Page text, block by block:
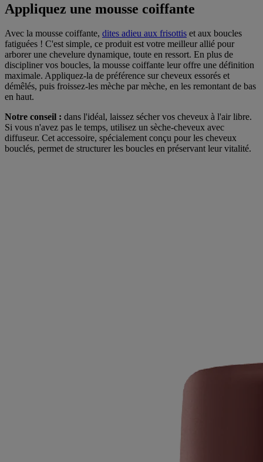
Appliquez une mousse coiffante
Avec la mousse coiffante, dites adieu aux frisottis et aux boucles
fatiguées ! C'est simple, ce produit est votre meilleur allié pour
arborer une chevelure dynamique, toute en ressort. En plus de
discipliner vos boucles, la mousse coiffante leur offre une définition
maximale. Appliquez-la de préférence sur cheveux essorés et
démêlés, puis froissez-les mèche par mèche, en les remontant de bas
en haut.
Notre conseil : dans l'idéal, laissez sécher vos cheveux à l'air libre.
Si vous n'avez pas le temps, utilisez un sèche-cheveux avec
diffuseur. Cet accessoire, spécialement conçu pour les cheveux
bouclés, permet de structurer les boucles en préservant leur vitalité.